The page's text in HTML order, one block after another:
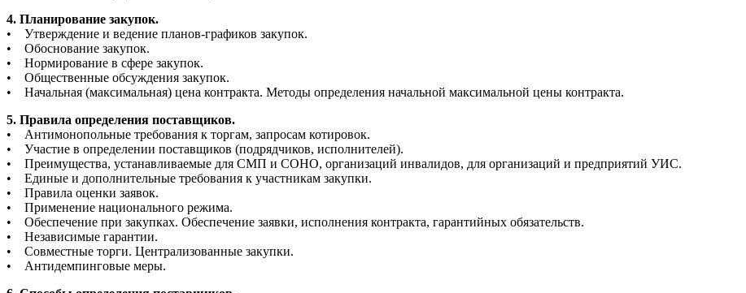
4. Планирование закупок.
• Утверждение и ведение планов-графиков закупок.
• Обоснование закупок.
• Нормирование в сфере закупок.
• Общественные обсуждения закупок.
• Начальная (максимальная) цена контракта. Методы определения начальной максимальной цены контракта.
5. Правила определения поставщиков.
• Антимонопольные требования к торгам, запросам котировок.
• Участие в определении поставщиков (подрядчиков, исполнителей).
• Преимущества, устанавливаемые для СМП и СОНО, организаций инвалидов, для организаций и предприятий УИС.
• Единые и дополнительные требования к участникам закупки.
• Правила оценки заявок.
• Применение национального режима.
• Обеспечение при закупках. Обеспечение заявки, исполнения контракта, гарантийных обязательств.
• Независимые гарантии.
• Совместные торги. Централизованные закупки.
• Антидемпинговые меры.